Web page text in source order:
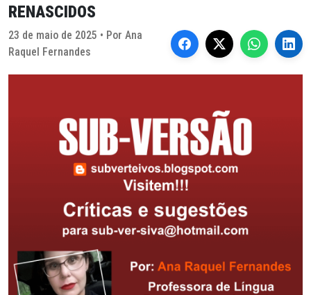
RENASCIDOS
23 de maio de 2025 • Por Ana
Raquel Fernandes